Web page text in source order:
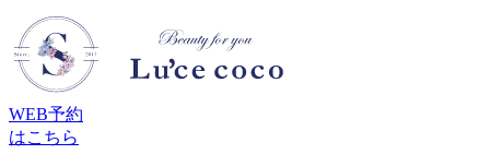
WEB予約
はこちら